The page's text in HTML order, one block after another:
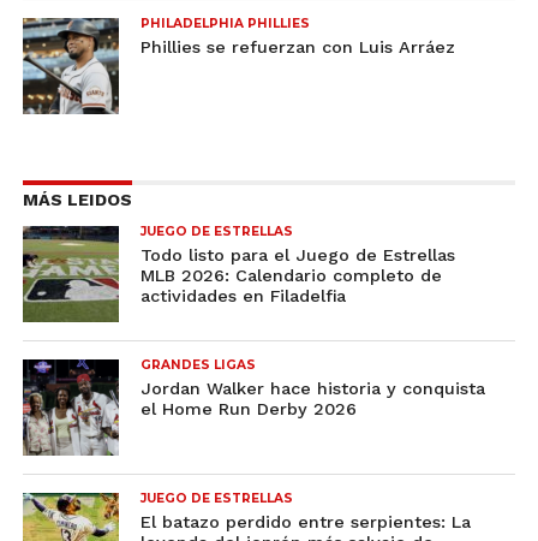
PHILADELPHIA PHILLIES
Phillies se refuerzan con Luis Arráez
MÁS LEIDOS
JUEGO DE ESTRELLAS
Todo listo para el Juego de Estrellas
MLB 2026: Calendario completo de
actividades en Filadelfia
GRANDES LIGAS
Jordan Walker hace historia y conquista
el Home Run Derby 2026
JUEGO DE ESTRELLAS
El batazo perdido entre serpientes: La